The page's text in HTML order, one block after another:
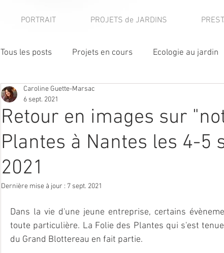
PORTRAIT PROJETS de JARDINS
Tous les posts Projets en cours Ecologie au jardin
Focus métier Plantes coup de coeur
Presse - publications Fleurs comestibles
Avis client·es
Retour en images sur
Plantes à Nantes les 4-5
2021
Caroline Guette-Marsac
6 sept. 2021
Dernière mise à jour : 7 sept. 2021
Dans la vie d'une jeune entreprise, certains
toute particulière. La Folie des Plantes qui s'est
du Grand Blottereau en fait partie.